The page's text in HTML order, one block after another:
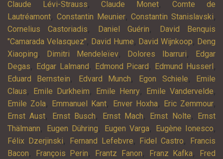
Claude Lévi-Strauss,Claude Monet,Comte de
Lautréamont, Constantin Meunier,Constantin Stanislavski,
Cornelius Castoriadis, Daniel Guérin,
David Benquis
"Camarada Velasquez", David Hume, David Wijnkoop, Deng
Xiaoping, Dimitri Mendeleïev, Dolores Ibarruri,
Edgar
Degas, Edgar Lalmand , Edmond Picard , Edmund Husserl ,
Eduard Bernstein, Edvard Munch, Egon Schiele,
Emile
Claus, Emile Durkheim, Emile Henry, Emile Vandervelde,
Emile Zola, Emmanuel Kant, Enver Hoxha, Eric Zemmour,
Ernst Aust, Ernst Busch, Ernst Mach, Ernst Nolte,
Ernst
Thälmann, Eugen Dühring, Eugen Varga, Eugène Ionesco,
Félix Dzerjinski, Fernand Lefebvre, Fidel Castro,
Francis
Bacon, François Perin, Frantz Fanon, Franz Kafka,
Fred